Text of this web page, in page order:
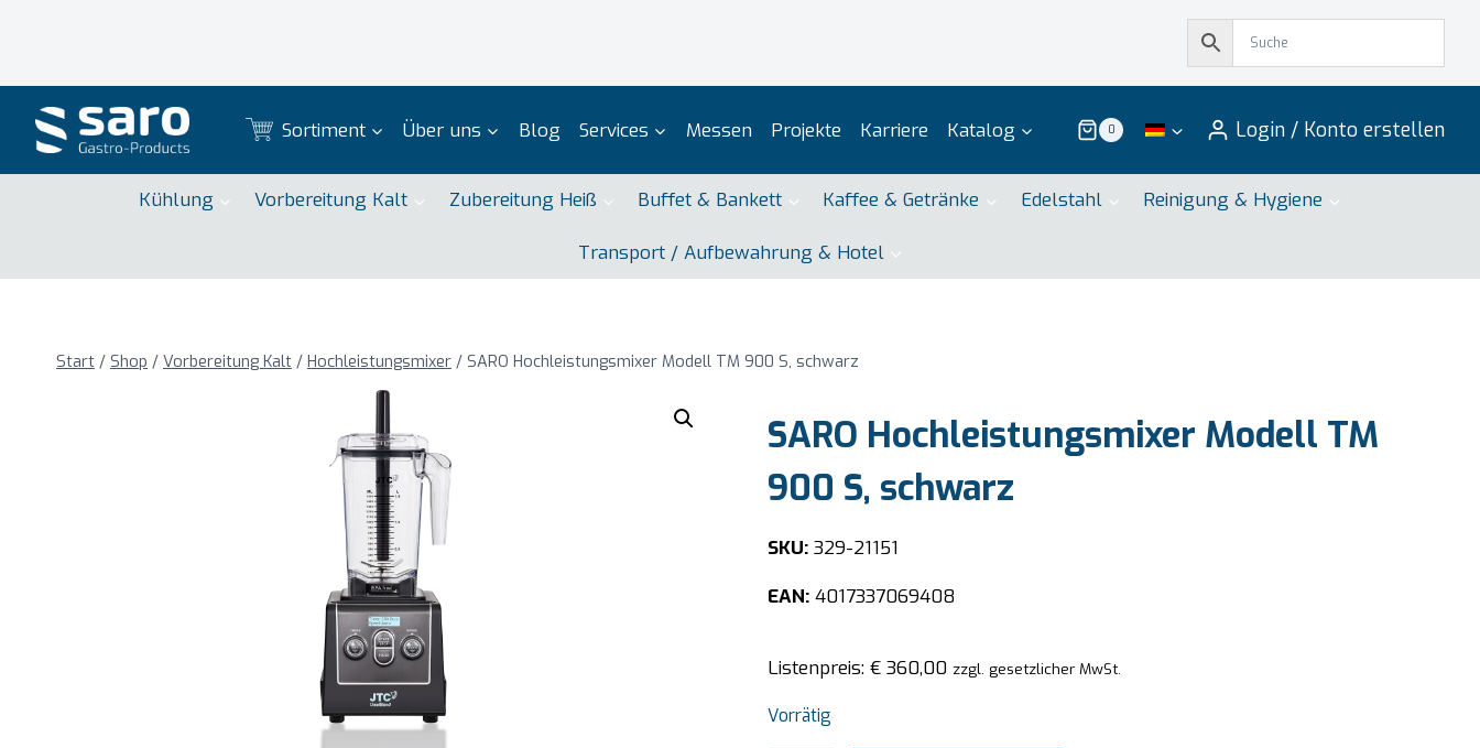
Sortiment Über uns Blog Services Messen Projekte Karriere Katalog 0 Login / Konto erstellen
Kühlung Vorbereitung Kalt Zubereitung Heiß Buffet & Bankett Kaffee & Getränke Edelstahl Reinigung & Hygiene
Transport / Aufbewahrung & Hotel
Start / Shop / Vorbereitung Kalt / Hochleistungsmixer / SARO Hochleistungsmixer Modell TM 900 S, schwarz
SARO Hochleistungsmixer Modell TM
900 S, schwarz
SKU:329-21151
EAN:4017337069408
Listenpreis: €360,00 zzgl. gesetzlicher MwSt.
Vorrätig